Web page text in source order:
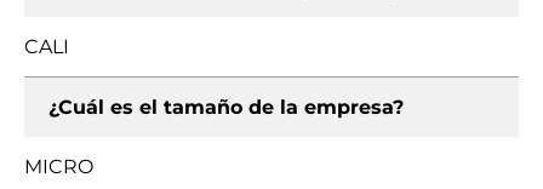
CALI
¿Cuál es el tamaño de la empresa?
MICRO